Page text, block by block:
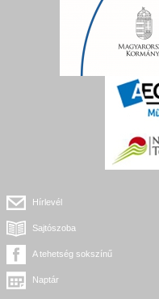
Hírlevél
Sajtószoba
A tehetség sokszínű
Naptár